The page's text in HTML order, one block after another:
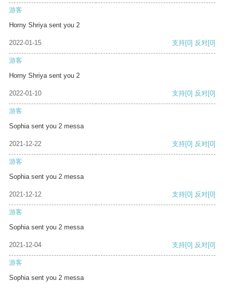
游客
Horny Shriya sent you 2
2022-01-15 支持[0] 反对[0]
游客
Horny Shriya sent you 2
2022-01-10 支持[0] 反对[0]
游客
Sophia sent you 2 messa
2021-12-22 支持[0] 反对[0]
游客
Sophia sent you 2 messa
2021-12-12 支持[0] 反对[0]
游客
Sophia sent you 2 messa
2021-12-04 支持[0] 反对[0]
游客
Sophia sent you 2 messa